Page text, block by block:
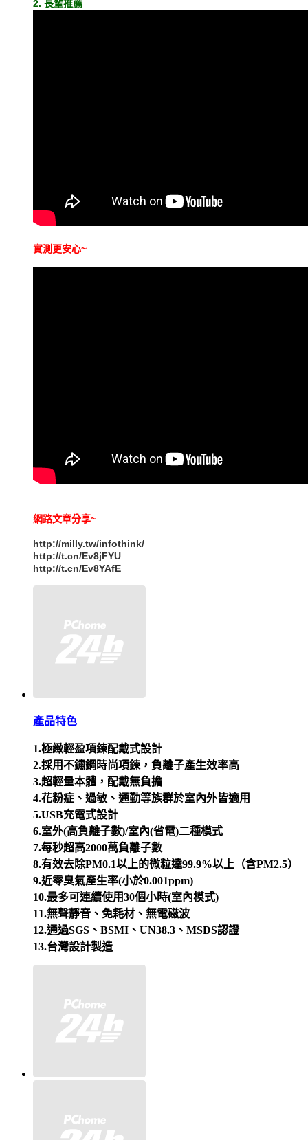
2. 長輩推薦
實測更安心~
網路文章分享~
http://milly.tw/infothink/
http://t.cn/Ev8jFYU
http://t.cn/Ev8YAfE
產品特色
1.極緻輕盈項鍊配戴式設計
2.採用不鏽鋼時尚項鍊，負離子產生效率高
3.超輕量本體，配戴無負擔
4.花粉症、過敏、通勤等族群於室內外皆適用
5.USB充電式設計
6.室外(高負離子數)/室內(省電)二種模式
7.每秒超高2000萬負離子數
8.有效去除PM0.1以上的微粒達99.9%以上（含PM2.5）
9.近零臭氣產生率(小於0.001ppm)
10.最多可連續使用30個小時(室內模式)
11.無聲靜音、免耗材、無電磁波
12.通過SGS、BSMI、UN38.3、MSDS認證
13.台灣設計製造